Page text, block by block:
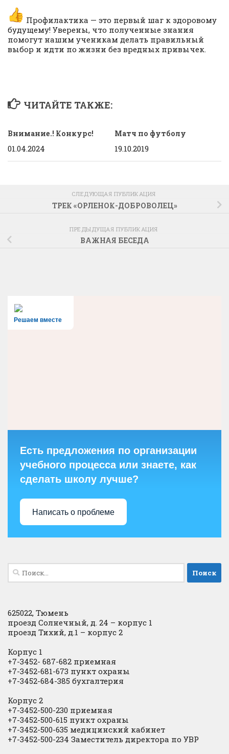
Профилактика — это первый шаг к здоровому
будущему! Уверены, что полученные знания
помогут нашим ученикам делать правильный
выбор и идти по жизни без вредных привычек.
ЧИТАЙТЕ ТАКЖЕ:
Внимание.! Конкурс!
01.04.2024
Матч по футболу
19.10.2019
СЛЕДУЮЩАЯ ПУБЛИКАЦИЯ
ТРЕК «ОРЛЕНОК-ДОБРОВОЛЕЦ»
ПРЕДЫДУЩАЯ ПУБЛИКАЦИЯ
ВАЖНАЯ БЕСЕДА
Решаем вместе
Есть предложения по организации
учебного процесса или знаете, как
сделать школу лучше?
Написать о проблеме
Найти:
625022, Тюмень
проезд Солнечный, д. 24 – корпус 1
проезд Тихий, д.1 – корпус 2
Корпус 1
+7-3452- 687-682 приемная
+7-3452-681-673 пункт охраны
+7-3452-684-385 бухгалтерия
Корпус 2
+7-3452-500-230 приемная
+7-3452-500-615 пункт охраны
+7-3452-500-635 медицинский кабинет
+7-3452-500-234 Заместитель директора по УВР